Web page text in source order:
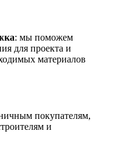
: мы поможем
для проекта и
материалов
покупателям,
и